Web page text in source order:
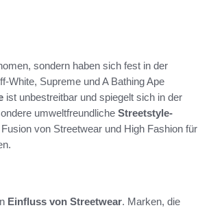
sondern haben sich fest in der
White, Supreme und A Bathing Ape
ist unbestreitbar und spiegelt sich in der
umweltfreundliche Streetstyle-
von Streetwear und High Fashion für
Einfluss von Streetwear. Marken, die